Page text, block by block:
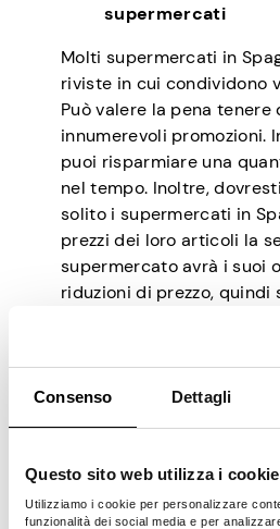
Consenso Dettagli
Questo sito web utilizza i cookie
Utilizziamo i cookie per personalizzare
funzionalità dei social media e per
supermercati
Molti supermercati in
riviste in cui condividono
Può valere la pena tenere
innumerevoli promozioni.
puoi risparmiare una
nel tempo. Inoltre,
solito i supermercati in
prezzi dei loro articoli la
supermercato avrà i suoi
riduzioni di prezzo, quindi
Inoltre, alcuni
permettono di
che fai acquisti. Una
o per compensare i prezzi
specifici.